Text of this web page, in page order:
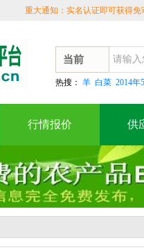
重大通知：实名认证即可获得免
当前
热搜： 羊 白菜 2014年
行情报价 供